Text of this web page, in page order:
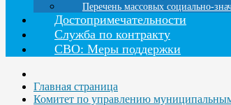
Перечень массовых социально-
Достопримечательности
Служба по контракту
СВО: Меры поддержки
Главная страница
Комитет по управлению